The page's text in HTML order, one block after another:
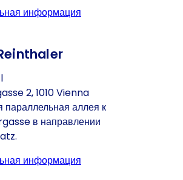
информация
2, 1010 Vienna
аллея к
в направлении
информация